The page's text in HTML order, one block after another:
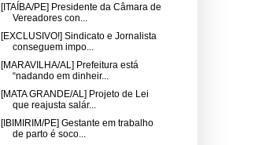
[ITAÍBA/PE] Presidente da Câmara de
Vereadores con...
[EXCLUSIVO!] Sindicato e Jornalista
conseguem impo...
[MARAVILHA/AL] Prefeitura está
“nadando em dinheir...
[MATA GRANDE/AL] Projeto de Lei
que reajusta salár...
[IBIMIRIM/PE] Gestante em trabalho
de parto é soco...